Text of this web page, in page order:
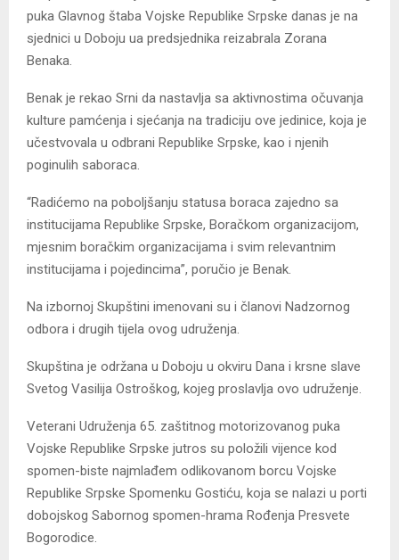
puka Glavnog štaba Vojske Republike Srpske danas je na
sjednici u Doboju ua predsjednika reizabrala Zorana
Benaka.
Benak je rekao Srni da nastavlja sa aktivnostima očuvanja
kulture pamćenja i sjećanja na tradiciju ove jedinice, koja je
učestvovala u odbrani Republike Srpske, kao i njenih
poginulih saboraca.
“Radićemo na poboljšanju statusa boraca zajedno sa
institucijama Republike Srpske, Boračkom organizacijom,
mjesnim boračkim organizacijama i svim relevantnim
institucijama i pojedincima”, poručio je Benak.
Na izbornoj Skupštini imenovani su i članovi Nadzornog
odbora i drugih tijela ovog udruženja.
Skupština je održana u Doboju u okviru Dana i krsne slave
Svetog Vasilija Ostroškog, kojeg proslavlja ovo udruženje.
Veterani Udruženja 65. zaštitnog motorizovanog puka
Vojske Republike Srpske jutros su položili vijence kod
spomen-biste najmlađem odlikovanom borcu Vojske
Republike Srpske Spomenku Gostiću, koja se nalazi u porti
dobojskog Sabornog spomen-hrama Rođenja Presvete
Bogorodice.